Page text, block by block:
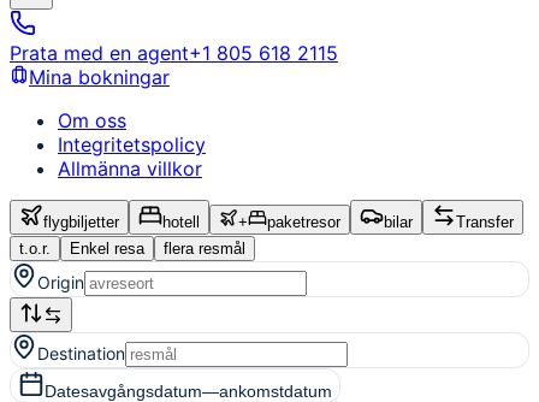
Prata med en agent+1 805 618 2115
Mina bokningar
Om oss
Integritetspolicy
Allmänna villkor
flygbiljetter hotell + paketresor bilar
Transfer
t.o.r.
Enkel resa flera resmål
Origin
Destination
Datesavgångsdatum—ankomstdatum